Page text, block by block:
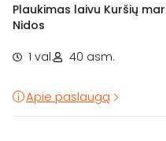
Plaukimas laivu Kuršių
Nidos
1 val. 40 asm.
Apie paslaugą